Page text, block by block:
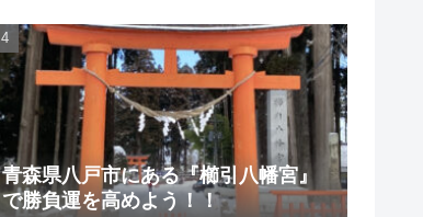
青森県八戸市にある『櫛引八幡宮』
で勝負運を高めよう！！